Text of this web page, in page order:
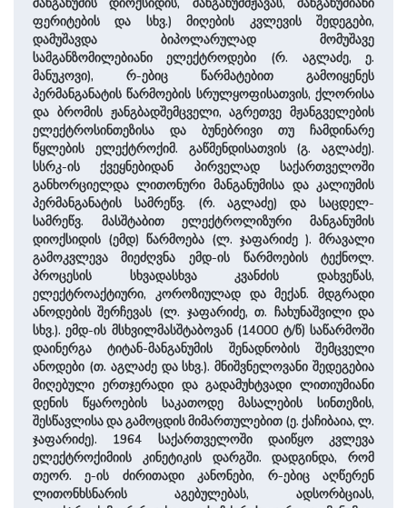
მანგანუმის დიოქსიდის, მანგანუმმჟავას, მანგანუმიანი
ფერიტების და სხვ.) მიღების კვლევის შედეგები,
დამუშავდა ბიპოლარულად მომუშავე
სამგანზომილებიანი ელექტროდები (რ. აგლაძე, ე.
მანუკოვი), რ-ებიც წარმატებით გამოიყენეს
პერმანგანატის წარმოების სრულყოფისათვის, ქლორისა
და ბრომის ჟანგბადშემცველი, აგრეთვე მჟანგველების
ელექტროსინთეზისა და ბუნებრივი თუ ჩამდინარე
წყლების ელექტროქიმ. გაწმენდისათვის (გ. აგლაძე).
სსრკ-ის ქვეყნებიდან პირველად საქართველოში
განხორციელდა ლითონური მანგანუმისა და კალიუმის
პერმანგანატის სამრეწვ. (რ. აგლაძე) და საცდელ-
სამრეწვ. მასშტაბით ელექტროლიზური მანგანუმის
დიოქსიდის (ემდ) წარმოება (ლ. ჯაფარიძე ). მრავალი
გამოკვლევა მიეძღვნა ემდ-ის წარმოების ტექნოლ.
პროცესის სხვადასხვა კვანძის დახვეწას,
ელექტროაქტიური, კოროზიულად და მექან. მდგრადი
ანოდების შერჩევას (ლ. ჯაფარიძე, თ. ჩახუნაშვილი და
სხვ.). ემდ-ის მსხვილმასშტაბოვან (14000 ტ/წ) საწარმოში
დაინერგა ტიტან-მანგანუმის შენადნობის შემცველი
ანოდები (თ. აგლაძე და სხვ.). მნიშვნელოვანი შედეგებია
მიღებული ერთჯერადი და გადამუხტვადი ლითიუმიანი
დენის წყაროების საკათოდე მასალების სინთეზის,
შესწავლისა და გამოცდის მიმართულებით (ე. ქაჩიბაია, ლ.
ჯაფარიძე). 1964 საქართველოში დაიწყო კვლევა
ელექტროქიმიის კინეტიკის დარგში. დადგინდა, რომ
თეორ. ე-ის ძირითადი კანონები, რ-ებიც აღწერენ
ლითონხსნარის აგებულებას, ადსორბციას,